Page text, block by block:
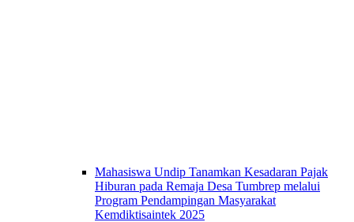
Mahasiswa Undip Tanamkan Kesadaran Pajak
Hiburan pada Remaja Desa Tumbrep melalui
Program Pendampingan Masyarakat
Kemdiktisaintek 2025